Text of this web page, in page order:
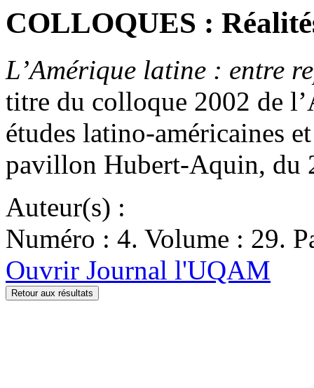
COLLOQUES :
L’Amérique latine : entre
titre du colloque 2002 de
études latino-américaines
pavillon Hubert-Aquin, du
Auteur(s) :
Numéro : 4. Volume : 29.
Ouvrir Journal l'UQAM
Retour aux résultats